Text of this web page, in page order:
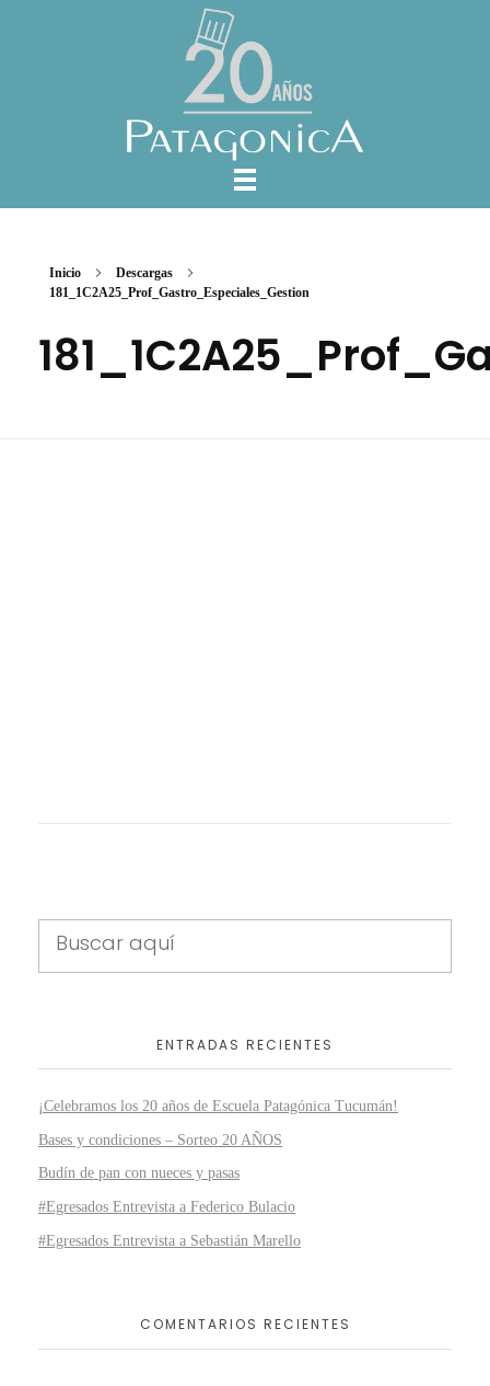
Inicio
Descargas
181_1C2A25_Prof_Gastro_Especiales_Gestion
ENTRADAS RECIENTES
¡Celebramos los 20 años de Escuela Patagónica Tucumán!
Bases y condiciones – Sorteo 20 AÑOS
Budín de pan con nueces y pasas
#Egresados Entrevista a Federico Bulacio
#Egresados Entrevista a Sebastián Marello
COMENTARIOS RECIENTES